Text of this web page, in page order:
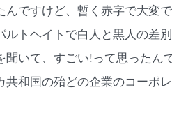
ですけど、暫く赤字で大変
トヘイトで白人と黒人の差
いて、すごい!って思ったん
和国の殆どの企業のコーポ